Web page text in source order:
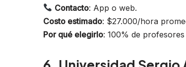
Contacto: App o web.
Costo estimado: $27.000/hora
Por qué elegirlo: 100% de